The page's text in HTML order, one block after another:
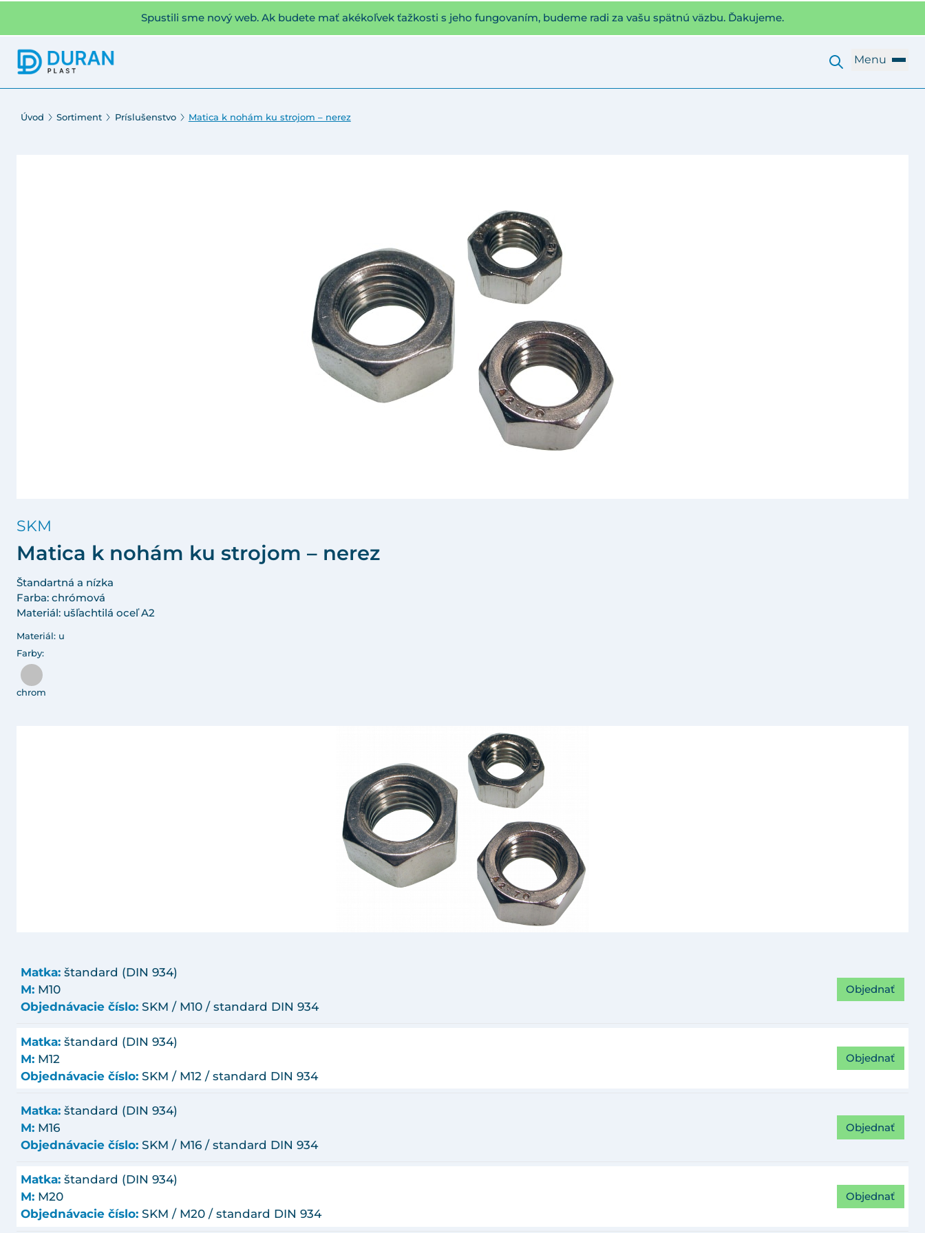
Spustili sme nový web. Ak budete mať akékoľvek ťažkosti s jeho fungovaním, budeme radi za vašu spätnú väzbu. Ďakujeme.
Menu
Úvod Sortiment Príslušenstvo Matica k nohám ku strojom – nerez
SKM
Matica k nohám ku strojom – nerez
Štandartná a nízka
Farba: chrómová
Materiál: ušľachtilá oceľ A2
Materiál: u
Farby:
chrom
Matka: štandard (DIN 934)
M: M10
Objednávacie číslo: SKM / M10 / standard DIN 934
Objednať
Matka: štandard (DIN 934)
M: M12
Objednávacie číslo: SKM / M12 / standard DIN 934
Objednať
Matka: štandard (DIN 934)
M: M16
Objednávacie číslo: SKM / M16 / standard DIN 934
Objednať
Matka: štandard (DIN 934)
M: M20
Objednávacie číslo: SKM / M20 / standard DIN 934
Objednať